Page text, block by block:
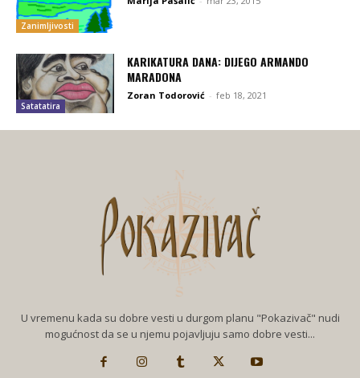
Zanimljivosti
Satatatira
KARIKATURA DANA: DIJEGO ARMANDO
MARADONA
Zoran Todorović - feb 18, 2021
U vremenu kada su dobre vesti u durgom planu "Pokazivač" nudi
mogućnost da se u njemu pojavljuju samo dobre vesti...